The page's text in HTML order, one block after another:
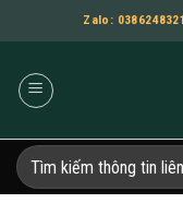
qua
dung
Zalo: 0386248321
Tìm
kiếm: